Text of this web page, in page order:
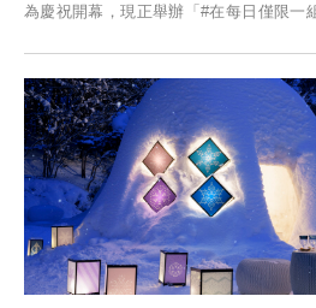
為慶祝開幕，現正舉辦「#在每日僅限一
人的旅館，您才能在此與重要的人共度獨